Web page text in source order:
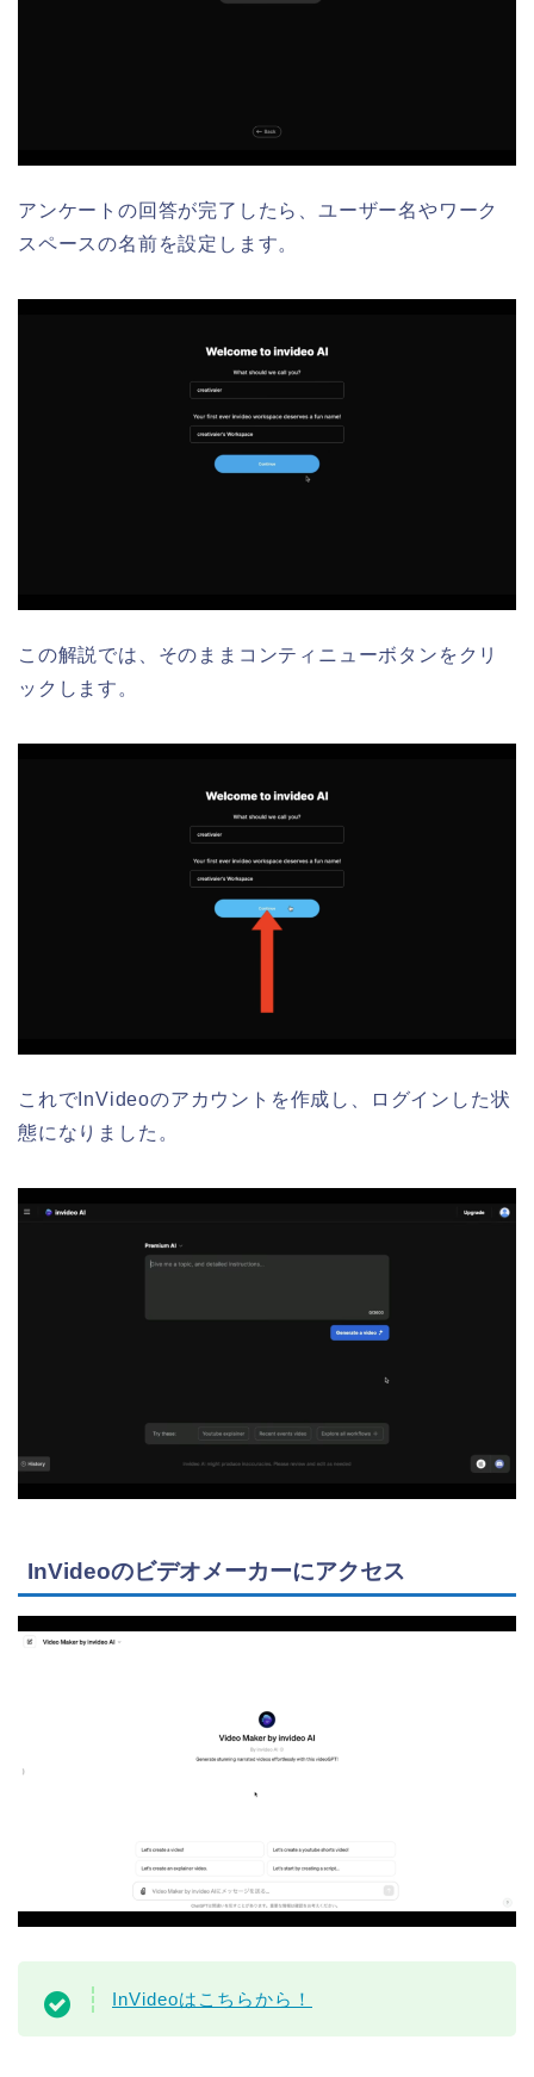
アンケートの回答が完了したら、ユーザー名やワーク
スペースの名前を設定します。
この解説では、そのままコンティニューボタンをクリ
ックします。
これでInVideoのアカウントを作成し、ログインした状
態になりました。
InVideoのビデオメーカーにアクセス
InVideoはこちらから！